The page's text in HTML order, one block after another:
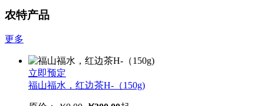
正宗佳丰沙县辣椒酱230g*2瓶
家用拌面下饭小吃蒜蓉辣椒酱福
原价：￥ 20.80 ￥14.80
农特产品
更多
立即预定
福山福水，红边茶H-（150g)